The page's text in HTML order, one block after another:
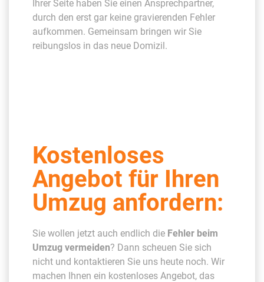
Ihrer Seite haben Sie einen Ansprechpartner,
durch den erst gar keine gravierenden Fehler
aufkommen. Gemeinsam bringen wir Sie
reibungslos in das neue Domizil.
Kostenloses
Angebot für Ihren
Umzug anfordern:
Sie wollen jetzt auch endlich die Fehler beim
Umzug vermeiden? Dann scheuen Sie sich
nicht und kontaktieren Sie uns heute noch. Wir
machen Ihnen ein kostenloses Angebot, das